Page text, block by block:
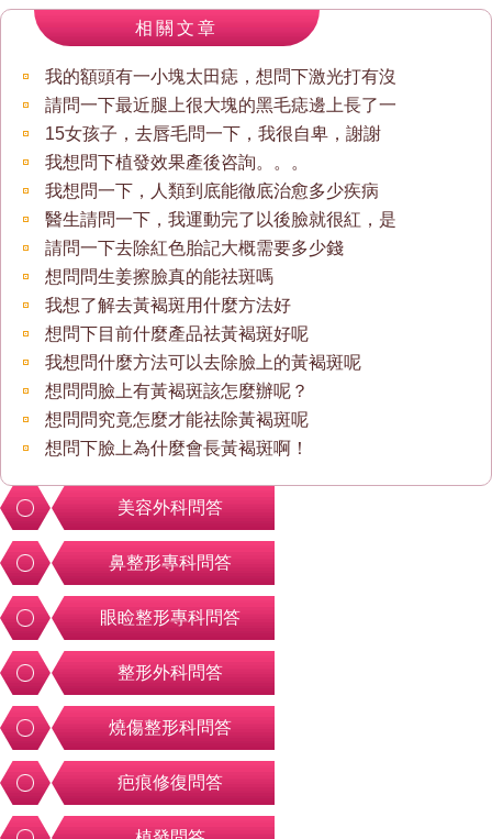
相關文章
我的額頭有一小塊太田痣，想問下激光打有沒
請問一下最近腿上很大塊的黑毛痣邊上長了一
15女孩子，去唇毛問一下，我很自卑，謝謝
我想問下植發效果產後咨詢。。。
我想問一下，人類到底能徹底治愈多少疾病
醫生請問一下，我運動完了以後臉就很紅，是
請問一下去除紅色胎記大概需要多少錢
想問問生姜擦臉真的能祛斑嗎
我想了解去黃褐斑用什麼方法好
想問下目前什麼產品祛黃褐斑好呢
我想問什麼方法可以去除臉上的黃褐斑呢
想問問臉上有黃褐斑該怎麼辦呢？
想問問究竟怎麼才能祛除黃褐斑呢
想問下臉上為什麼會長黃褐斑啊！
美容外科問答
鼻整形專科問答
眼睑整形專科問答
整形外科問答
燒傷整形科問答
疤痕修復問答